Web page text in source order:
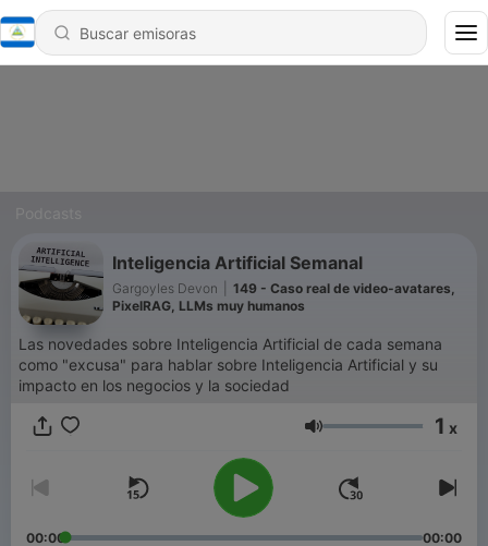
Inteligencia Artificial Semanal
Gargoyles Devon
149 - Caso real de video-avatares,
PixelRAG, LLMs muy humanos
Las novedades sobre Inteligencia Artificial de cada semana
como "excusa" para hablar sobre Inteligencia Artificial y su
impacto en los negocios y la sociedad
Volumen 1 x
00:00 00:00